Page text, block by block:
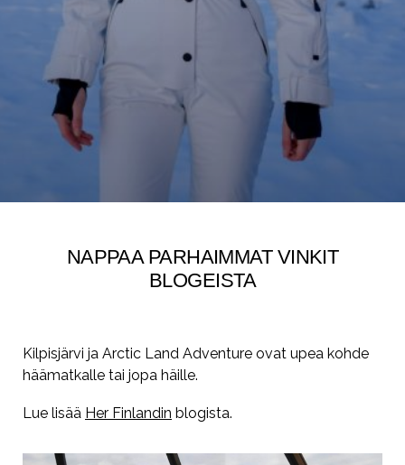
NAPPAA PARHAIMMAT VINKIT
BLOGEISTA
Kilpisjärvi ja Arctic Land Adventure ovat upea kohde
häämatkalle tai jopa häille.
Lue lisää Her Finlandin blogista.